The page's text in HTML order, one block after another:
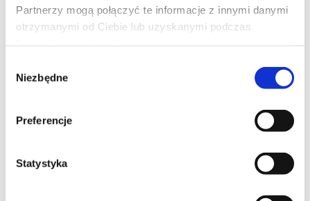
Partnerzy mogą połączyć te informacje z innymi danymi
otrzymanymi od Ciebie lub uzyskanymi podczas
zgody
Niezbędne
Preferencje
Statystyka
*******